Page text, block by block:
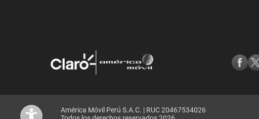
América Móvil Perú S.A.C. | RUC 20467534026